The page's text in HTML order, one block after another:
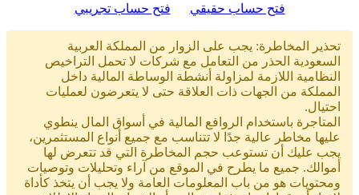
فتح حساب حقيقي فتح حساب تجريبي
تحذير المخاطرة: يجب على الزوار من المملكة العربية
السعودية الحذر من التعامل مع شركات لا تحمل التراخيص
النظامية اللازمة لمزاولة أنشطة الوساطة المالية داخل
المملكة من الجهات ذات العلاقة حتى لا يتعرضون لعمليات
احتيال.
المتاجرة باستخدام الروافع المالية في أسواق المال ينطوي
عليها مخاطر عالية جدًا لا تتناسب مع جميع أنواع المستثمرين،
يجب عليك أن تستوعب حجم المخاطرة التي قد تتعرض لها
أموالك. جميع ما يطرح في الموقع من آراء وتحليلات وتوصيات
ومحتويات هو من باب المعلومات العامة ولا يجب أن يتخذ كأداة